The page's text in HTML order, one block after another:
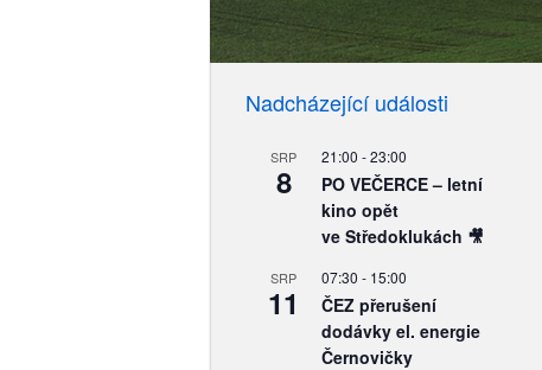
Nadcházející události
SRP
8
21:00 -23:00
PO VEČERCE – letní
kino opět
ve Středoklukách 🎥
SRP
11
07:30 - 15:00
ČEZ přerušení
dodávky el. energie
Černovičky